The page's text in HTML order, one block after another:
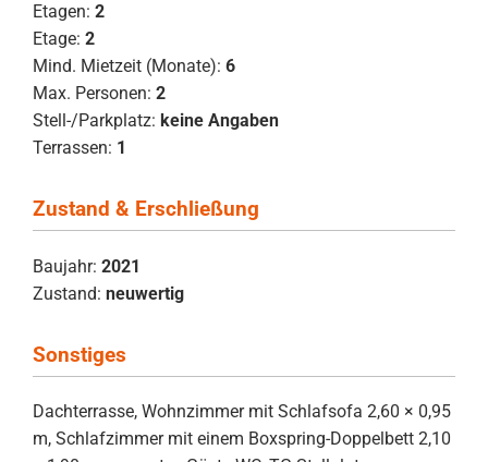
Etagen: 2
Etage: 2
Mind. Mietzeit (Monate): 6
Max. Personen: 2
Stell-/Parkplatz: keine Angaben
Terrassen: 1
Zustand & Erschließung
Baujahr: 2021
Zustand: neuwertig
Sonstiges
Dachterrasse, Wohnzimmer mit Schlafsofa 2,60 × 0,95
m, Schlafzimmer mit einem Boxspring-Doppelbett 2,10